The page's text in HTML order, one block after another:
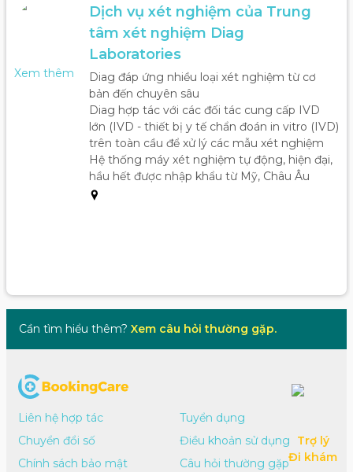
Xem thêm
Dịch vụ xét nghiệm của Trung
tâm xét nghiệm Diag
Laboratories
Diag đáp ứng nhiều loại xét nghiệm từ cơ
bản đến chuyên sâu
Diag hợp tác với các đối tác cung cấp IVD
lớn (IVD - thiết bị y tế chẩn đoán in vitro (IVD)
trên toàn cầu để xử lý các mẫu xét nghiệm
Hệ thống máy xét nghiệm tự động, hiện đại,
hầu hết được nhập khẩu từ Mỹ, Châu Âu
Cần tìm hiểu thêm? Xem câu hỏi thường gặp.
Liên hệ hợp tác
Chuyển đổi số
Chính sách bảo mật
Tuyển dụng
Điều khoản sử dụng
Câu hỏi thường gặp
Trợ lý
Đi khám